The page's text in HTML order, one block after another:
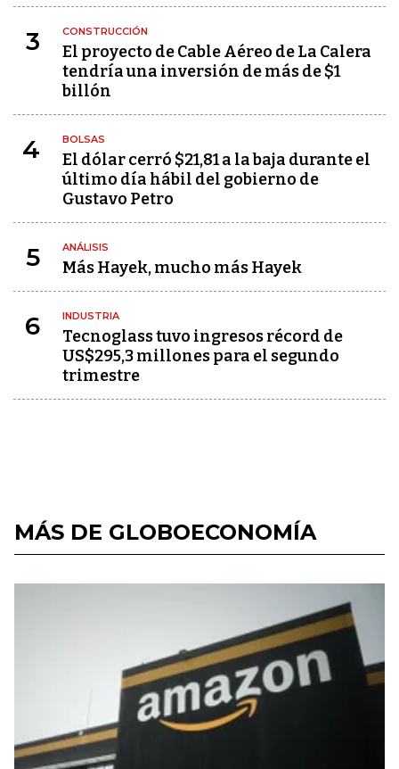
3 CONSTRUCCIÓN
El proyecto de Cable Aéreo de La Calera
tendría una inversión de más de $1
billón
4 BOLSAS
El dólar cerró $21,81 a la baja durante el
último día hábil del gobierno de
Gustavo Petro
5 ANÁLISIS
Más Hayek, mucho más Hayek
6 INDUSTRIA
Tecnoglass tuvo ingresos récord de
US$295,3 millones para el segundo
trimestre
MÁS DE GLOBOECONOMÍA